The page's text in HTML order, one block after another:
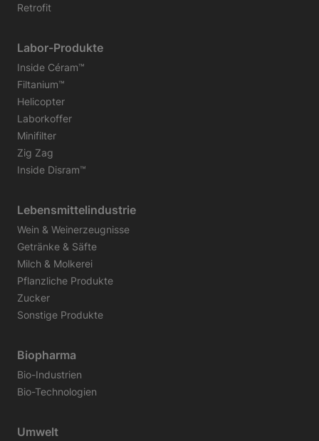
Retrofit
Labor-Produkte
Inside Céram™
Filtanium™
Helicopter
Laborkoffer
Minifilter
Zig Zag
Inside Disram™
Lebensmittelindustrie
Wein & Weinerzeugnisse
Getränke & Säfte
Milch & Molkerei
Pflanzliche Produkte
Zucker
Sonstige Produkte
Biopharma
Bio-Industrien
Bio-Technologien
Umwelt